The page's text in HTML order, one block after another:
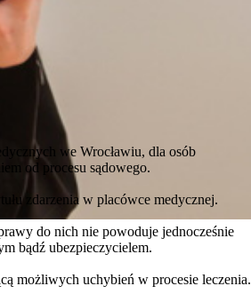
we Wrocławiu, dla osób
od procesu sądowego.
zdarzenia w placówce medycznej.
do nich nie powoduje jednocześnie
bądź ubezpieczycielem.
możliwych uchybień w procesie leczenia.